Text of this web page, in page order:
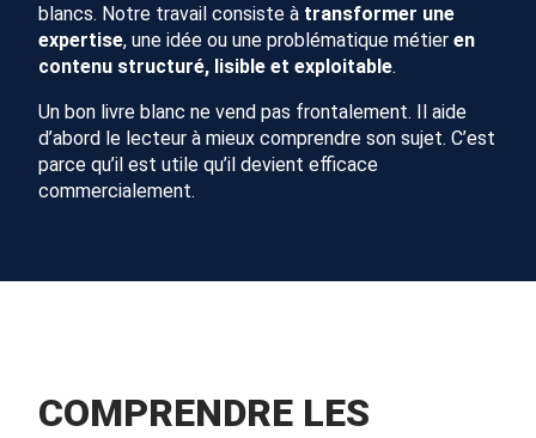
blancs. Notre travail consiste à transformer une
expertise, une idée ou une problématique métier en
contenu structuré, lisible et exploitable.
Un bon livre blanc ne vend pas frontalement. Il aide
d’abord le lecteur à mieux comprendre son sujet. C’est
parce qu’il est utile qu’il devient efficace
commercialement.
COMPRENDRE LES